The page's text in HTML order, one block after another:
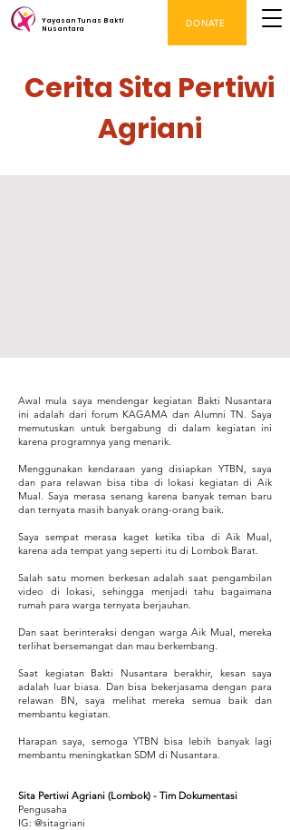
DONATE
Yayasan Tunas Bakti
Nusantara
Cerita Sita Pertiwi
Agriani
Awal mula saya mendengar kegiatan Bakti Nusantara
ini adalah dari forum KAGAMA dan Alumni TN. Saya
memutuskan untuk bergabung di dalam kegiatan ini
karena programnya yang menarik.
Menggunakan kendaraan yang disiapkan YTBN, saya
dan para relawan bisa tiba di lokasi kegiatan di Aik
Mual. Saya merasa senang karena banyak teman baru
dan ternyata masih banyak orang-orang baik.
Saya sempat merasa kaget ketika tiba di Aik Mual,
karena ada tempat yang seperti itu di Lombok Barat.
Salah satu momen berkesan adalah saat pengambilan
video di lokasi, sehingga menjadi tahu bagaimana
rumah para warga ternyata berjauhan.
Dan saat berinteraksi dengan warga Aik Mual, mereka
terlihat bersemangat dan mau berkembang.
Saat kegiatan Bakti Nusantara berakhir, kesan saya
adalah luar biasa. Dan bisa bekerjasama dengan para
relawan BN, saya melihat mereka semua baik dan
membantu kegiatan.
Harapan saya, semoga YTBN bisa lebih banyak lagi
membantu meningkatkan SDM di Nusantara.
Sita Pertiwi Agriani (Lombok) - Tim Dokumentasi
Pengusaha
IG: @sitagriani